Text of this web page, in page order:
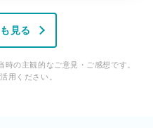
見る
の主観的なご意見・ご感想です。
用ください。